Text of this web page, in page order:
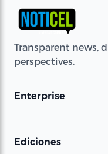
Transparent news,
perspectives.
Enterprise
Ediciones